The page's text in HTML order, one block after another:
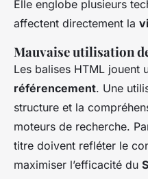
Elle englobe plusieurs
affectent directement la
Mauvaise utilisation
Les balises HTML jouent
référencement. Une
structure et la
moteurs de recherche.
titre doivent refléter le
maximiser l’efficacité du